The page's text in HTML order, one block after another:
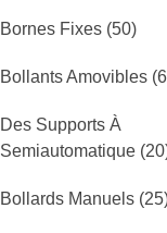
Bornes Fixes (50)
Bollants Amovibles
Des Supports À
Semiautomatique
Bollards Manuels